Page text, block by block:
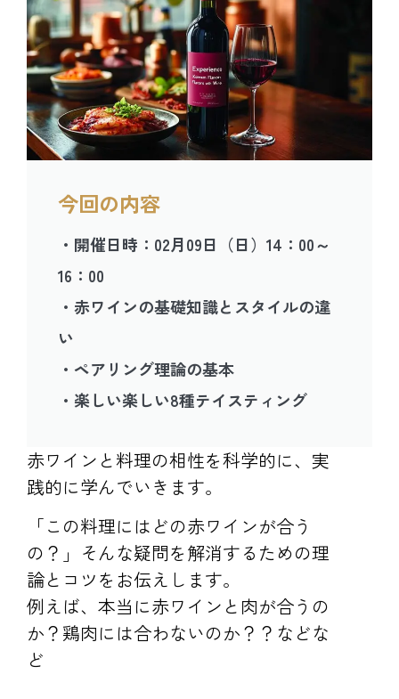
今回の内容
・開催日時：02月09日（日）14：00～
16：00
・赤ワインの基礎知識とスタイルの違
い
・ペアリング理論の基本
・楽しい楽しい8種テイスティング
赤ワインと料理の相性を科学的に、実
践的に学んでいきます。
「この料理にはどの赤ワインが合う
の？」そんな疑問を解消するための理
論とコツをお伝えします。
例えば、本当に赤ワインと肉が合うの
か？鶏肉には合わないのか？？などな
ど